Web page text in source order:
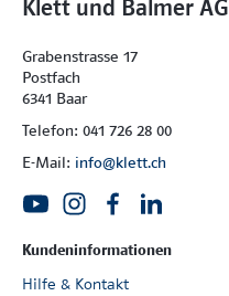
Klett und Balmer AG
Grabenstrasse 17
Postfach
6341 Baar
Telefon: 041 726 28 00
E-Mail: info@klett.ch
Kundeninformationen
Hilfe & Kontakt